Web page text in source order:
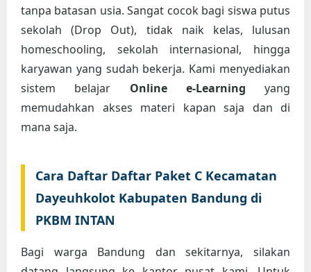
tanpa batasan usia. Sangat cocok bagi siswa putus
sekolah (Drop Out), tidak naik kelas, lulusan
homeschooling, sekolah internasional, hingga
karyawan yang sudah bekerja. Kami menyediakan
sistem belajar Online e-Learning yang
memudahkan akses materi kapan saja dan di
mana saja.
Cara Daftar Daftar Paket C Kecamatan
Dayeuhkolot Kabupaten Bandung di
PKBM INTAN
Bagi warga Bandung dan sekitarnya, silakan